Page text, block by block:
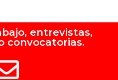
entrevistas,
convocatorias.